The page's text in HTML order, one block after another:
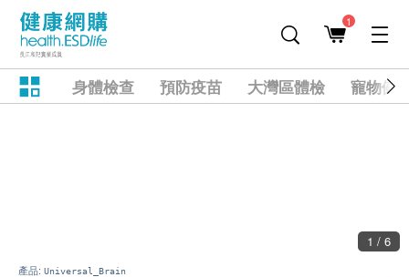
1
身體檢查 預防疫苗 大灣區體檢 寵物健
2 / 6
產品: Universal_Brain